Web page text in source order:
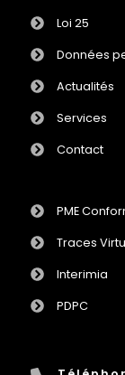
Loi 25
Données
Actualités
Services
Contact
PME
Traces
Interimia
PDPC